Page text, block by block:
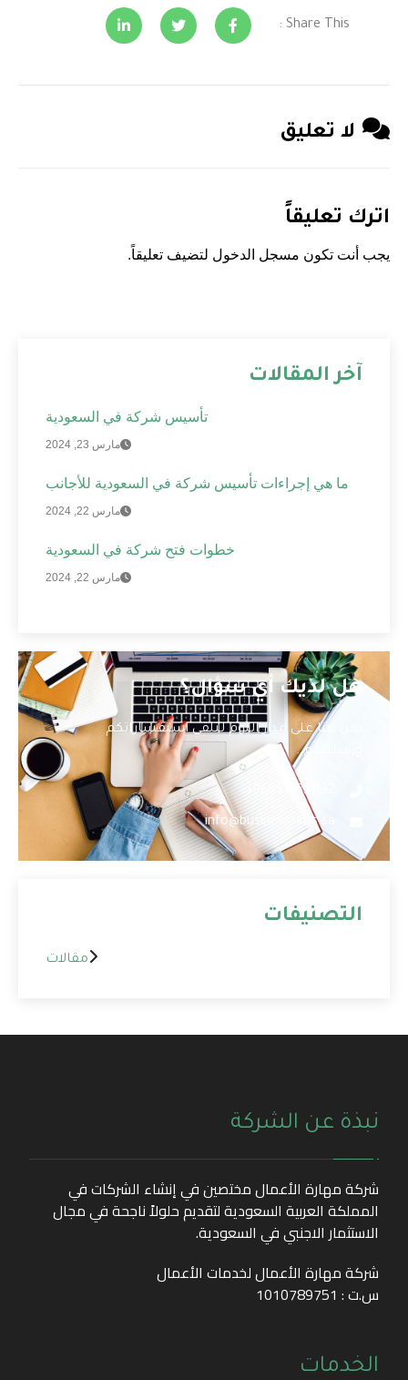
Share This :
لا تعليق
اترك تعليقاً
يجب أنت تكون مسجل الدخول لتضيف تعليقاً.
آخر المقالات
تأسيس شركة في السعودية
مارس 23, 2024
ما هي إجراءات تأسيس شركة في السعودية للأجانب
مارس 22, 2024
خطوات فتح شركة في السعودية
مارس 22, 2024
هل لديك أي سؤال؟
نحن هنا على مدار اليوم لتلقي استفساراتكم
وأسئلتكم .
966538333132+
info@businessskills.sa
التصنيفات
مقالات
نبذة عن الشركة
شركة مهارة الأعمال مختصين في إنشاء الشركات في
المملكة العربية السعودية لتقديم حلولاً ناجحة في مجال
الاستثمار الاجنبي في السعودية.
شركة مهارة الأعمال لخدمات الأعمال
س.ت : 1010789751
الخدمات